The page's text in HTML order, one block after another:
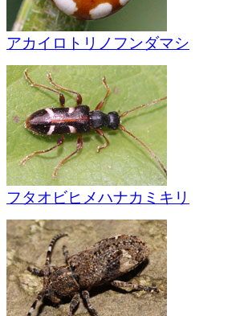
アカイロトリノフンダマシ
フタオビヒメハナカミキリ